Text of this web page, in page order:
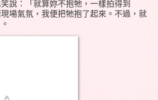
說：「就算妳不抱牠，一樣拍得到
場氣氛，我便把牠抱了起來。不過，就